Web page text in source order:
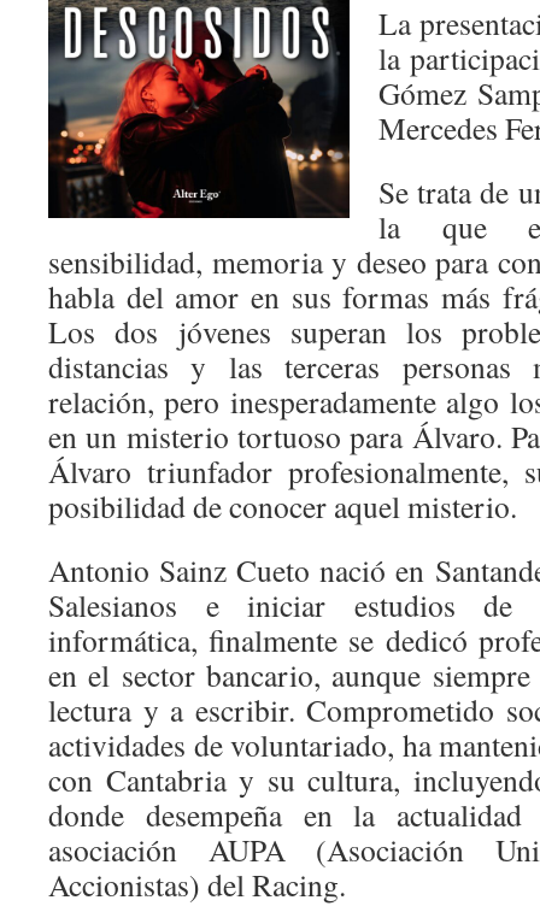
La
la
Gómez
Mercedes
Se trata de
la que el
sensibilidad, memoria y deseo para
habla del amor en sus formas más
Los dos jóvenes superan los
distancias y las terceras personas
relación, pero inesperadamente algo
en un misterio tortuoso para Álvaro.
Álvaro triunfador profesionalmente,
posibilidad de conocer aquel misterio.
Antonio Sainz Cueto nació en
Salesianos e iniciar estudios de
informática, finalmente se dedicó
en el sector bancario, aunque
lectura y a escribir. Comprometido
actividades de voluntariado, ha
con Cantabria y su cultura,
donde desempeña en la
asociación AUPA (Asociación
Accionistas) del Racing.